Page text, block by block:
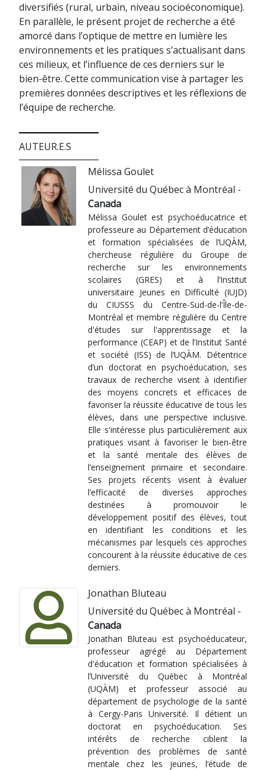
diversifiés (rural, urbain, niveau socioéconomique).
En parallèle, le présent projet de recherche a été
amorcé dans l’optique de mettre en lumière les
environnements et les pratiques s’actualisant dans
ces milieux, et l’influence de ces derniers sur le
bien-être. Cette communication vise à partager les
premières données descriptives et les réflexions de
l’équipe de recherche.
AUTEUR.E.S
Mélissa Goulet
Université du Québec à Montréal -
Canada
Mélissa Goulet est psychoéducatrice et
professeure au Département d’éducation
et formation spécialisées de l’UQÀM,
chercheuse régulière du Groupe de
recherche sur les environnements
scolaires (GRES) et à l’Institut
universitaire Jeunes en Difficulté (IUJD)
du CIUSSS du Centre-Sud-de-l’Île-de-
Montréal et membre régulière du Centre
d'études sur l'apprentissage et la
performance (CEAP) et de l’Institut Santé
et société (ISS) de l’UQÀM. Détentrice
d’un doctorat en psychoéducation, ses
travaux de recherche visent à identifier
des moyens concrets et efficaces de
favoriser la réussite éducative de tous les
élèves, dans une perspective inclusive.
Elle s'intéresse plus particulièrement aux
pratiques visant à favoriser le bien-être
et la santé mentale des élèves de
l’enseignement primaire et secondaire.
Ses projets récents visent à évaluer
l’efficacité de diverses approches
destinées à promouvoir le
développement positif des élèves, tout
en identifiant les conditions et les
mécanismes par lesquels ces approches
concourent à la réussite éducative de ces
derniers.
Jonathan Bluteau
Université du Québec à Montréal -
Canada
Jonathan Bluteau est psychoéducateur,
professeur agrégé au Département
d'éducation et formation spécialisées à
l’Université du Québec à Montréal
(UQÀM) et professeur associé au
département de psychologie de la santé
à Cergy-Paris Université. Il détient un
doctorat en psychoéducation. Ses
intérêts de recherche ciblent la
prévention des problèmes de santé
mentale chez les jeunes, l’étude de